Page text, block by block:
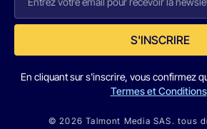
S'INSCRIRE
En cliquant sur s'inscrire, vous confirmez
Termes et Conditions
© 2026 Talmont Media SAS. tous